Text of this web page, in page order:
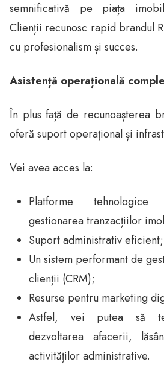
semnificativă pe piața
Clienții recunosc rapid brandul
cu profesionalism și succes.
Asistență operațională
În plus față de recunoașterea
oferă suport operațional și
Vei avea acces la:
Platforme
gestionarea tranzacțiilor
Suport administrativ eficient;
Un sistem performant de
clienții (CRM);
Resurse pentru marketing
Astfel, vei putea să
dezvoltarea afacerii,
activităților administrative.